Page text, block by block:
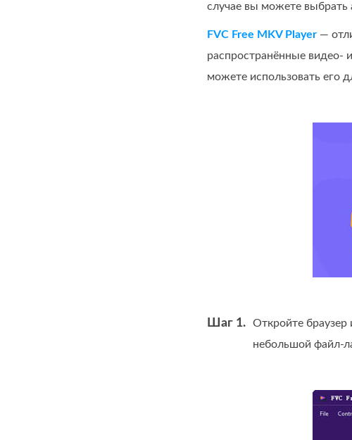
случае вы можете
FVC Free MKV Player —
распространённые видео‑
можете использовать его
Шаг 1. Откройте браузер
небольшой